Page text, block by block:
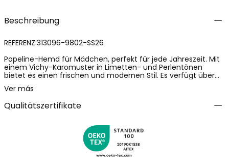
Beschreibung
REFERENZ:313096-9802-SS26
Popeline-Hemd für Mädchen, perfekt für jede Jahreszeit. Mit
einem Vichy-Karomuster in Limetten- und Perlentönen
bietet es einen frischen und modernen Stil. Es verfügt über
einen klassischen Kragen und Knöpfe an der Vorderseite,
ergänzt durch ein Schleifendetail am unteren Rand. Ärmellos.
Erhältlich in den Größen von 12 Monaten bis 10 Jahren, ist es
ein vielseitiges Kleidungsstück, das sich an verschiedene
Komfort und Eleganz bietet.
Ver más
Qualitätszertifikate